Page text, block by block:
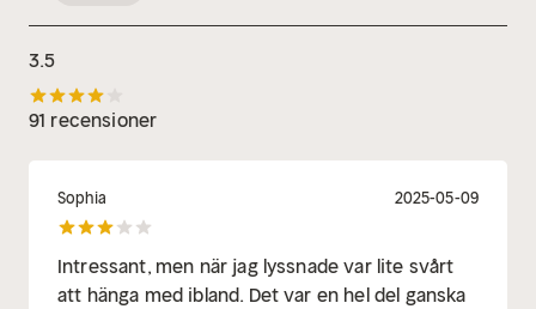
3.5
91 recensioner
Sophia 2025-05-09
Intressant, men när jag lyssnade var lite svårt
att hänga med ibland. Det var en hel del ganska